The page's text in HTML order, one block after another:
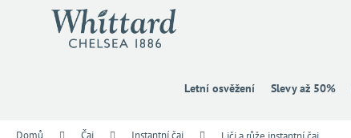
Letní osvěžení Slevy až 50%
Domů Čaj Instantní čaj Liči a růže instantní čaj
Zpět
Zpět